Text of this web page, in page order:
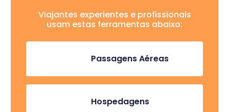
Viajantes experientes e profissionais
usam estas ferramentas abaixo:
Passagens Aéreas
Hospedagens